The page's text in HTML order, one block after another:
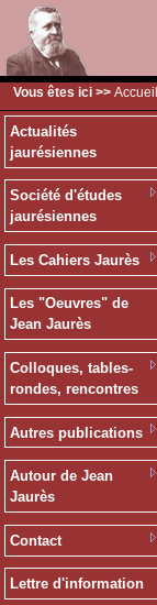
Vous êtes ici >> Accueil
Actualités
jaurésiennes
Société d'études
jaurésiennes
Les Cahiers Jaurès
Les "Oeuvres" de
Jean Jaurès
Colloques, tables-
rondes, rencontres
Autres publications
Autour de Jean
Jaurès
Contact
Lettre d'information